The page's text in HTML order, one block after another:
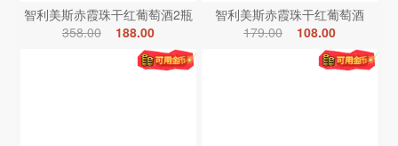
智利美斯赤霞珠干红葡萄酒2瓶
358.00
188.00
智利美斯赤霞珠干红葡萄酒
179.00
108.00